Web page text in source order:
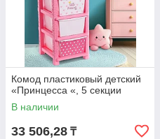
Комод пластиковый детский
«Принцесса «, 5 секции
В наличии
33 506,28 ₸